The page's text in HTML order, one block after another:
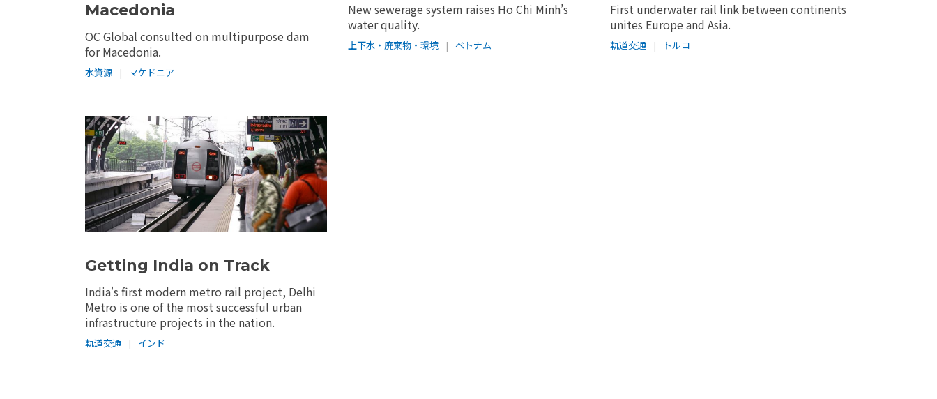
Macedonia
OC Global consulted on multipurpose dam
for Macedonia.
水資源 | マケドニア
New sewerage system raises Ho Chi Minh’s
water quality.
上下水・廃棄物・環境 | ベトナム
First underwater rail link between continents
unites Europe and Asia.
軌道交通 | トルコ
Getting India on Track
India's first modern metro rail project, Delhi
Metro is one of the most successful urban
infrastructure projects in the nation.
軌道交通 | インド